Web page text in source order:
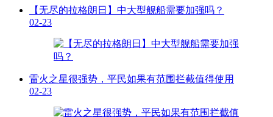
【无尽的拉格朗日】中大型舰船需要加强吗？
02-23
雷火之星很强势，平民如果有范围拦截值得使用
02-23